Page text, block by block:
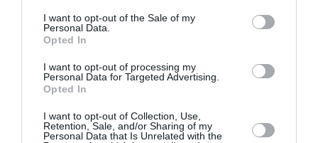
I want to opt-out of the Sale of my
Personal Data.
Opted In
I want to opt-out of processing my
Personal Data for Targeted Advertising.
Opted In
I want to opt-out of Collection, Use,
Retention, Sale, and/or Sharing of my
Personal Data that Is Unrelated with the
Δείτε όλα τατελευταία νέαγια την Τέχνη και τον
Πολιτισμό στοCulturenow.gr
Νέοι Διαγωνισμοί❯
ΒΑΣΙΛΗΣ ΜΠΙΣΜΠΙΚΗΣ
ΔΗΜΟΣΘΕΝΗΣ ΠΑΠΑΔΟΠΟΥΛΟΣ